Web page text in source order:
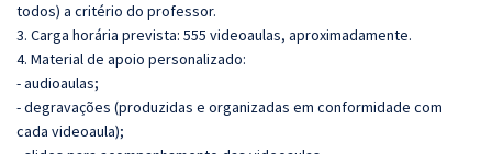
todos) a critério do professor.
3. Carga horária prevista: 555 videoaulas, aproximadamente.
4. Material de apoio personalizado:
- audioaulas;
- degravações (produzidas e organizadas em conformidade com
cada videoaula);